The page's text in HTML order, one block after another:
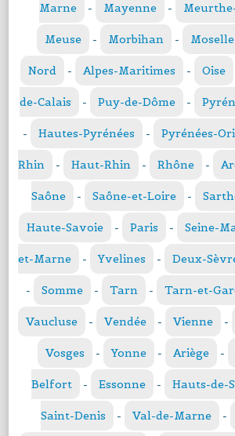
Marne - Mayenne -
Meuse - Morbihan - Moselle
Nord - Alpes-Maritimes - Oise
de-Calais - Puy-de-Dôme -
- Hautes-Pyrénées - Pyrénées-
Rhin - Haut-Rhin - Rhône -
Saône - Saône-et-Loire -
Haute-Savoie - Paris - Seine-
et-Marne - Yvelines - Deux-
- Somme - Tarn - Tarn-et-
Vaucluse - Vendée - Vienne -
Vosges - Yonne - Ariège -
Belfort - Essonne - Hauts-de-
Saint-Denis - Val-de-Marne -